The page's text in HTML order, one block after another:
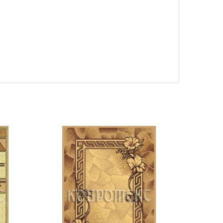
27 840 КУПИТЬ
29 000 КУПИТЬ
34 800 КУПИТЬ